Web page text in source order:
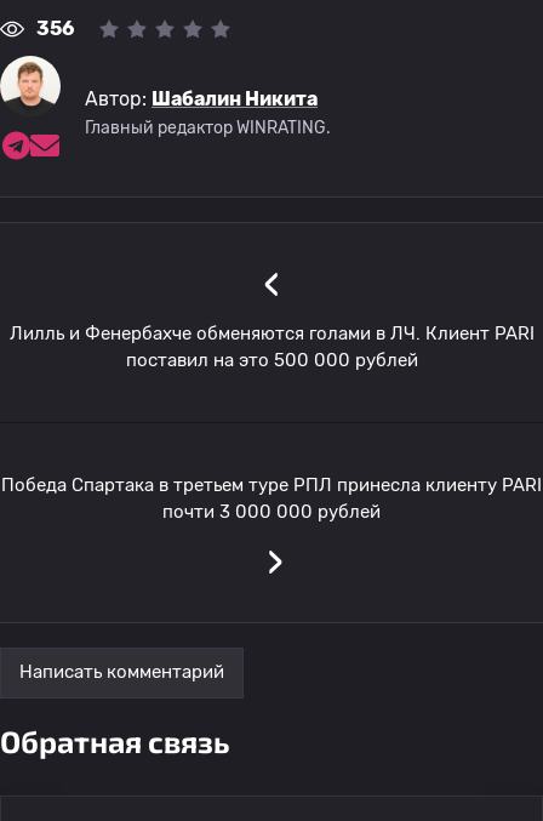
356
Автор: Шабалин Никита
Главный редактор WINRATING.
‹
Лилль и Фенербахче обменяются голами в ЛЧ. Клиент PARI
поставил на это 500 000 рублей
Победа Спартака в третьем туре РПЛ принесла клиенту PARI
почти 3 000 000 рублей
›
Написать комментарий
Обратная связь